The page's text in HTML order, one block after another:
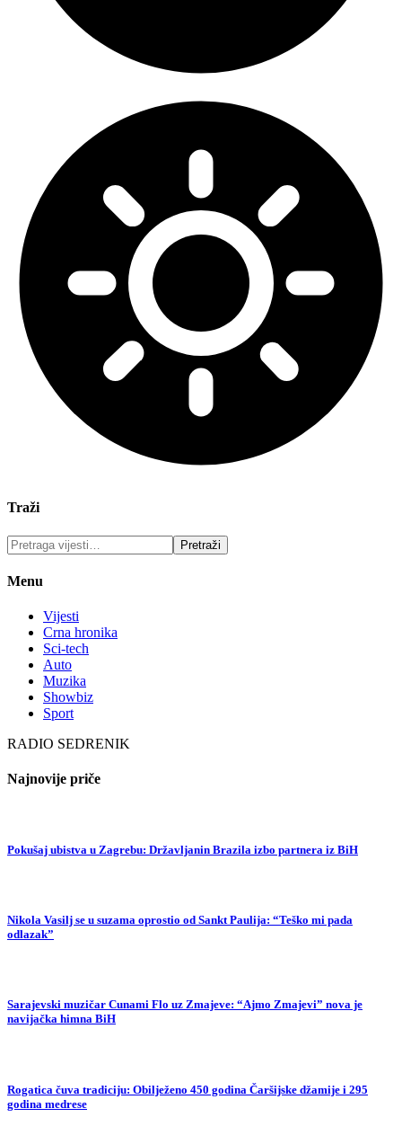
Traži
Menu
Vijesti
Crna hronika
Sci-tech
Auto
Muzika
Showbiz
Sport
RADIO SEDRENIK
Najnovije priče
Pokušaj ubistva u Zagrebu: Državljanin Brazila izbo partnera iz BiH
Nikola Vasilj se u suzama oprostio od Sankt Paulija: “Teško mi pada
odlazak”
Sarajevski muzičar Cunami Flo uz Zmajeve: “Ajmo Zmajevi” nova je
navijačka himna BiH
Rogatica čuva tradiciju: Obilježeno 450 godina Čaršijske džamije i 295
godina medrese